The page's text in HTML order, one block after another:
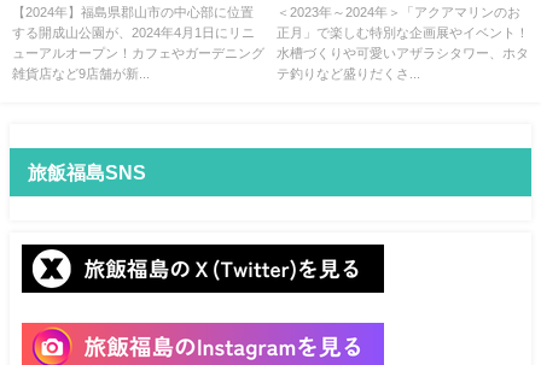
フェとガーデニング雑貨店が彩
る、福島のシンボルが一新
【2024年】福島県郡山市の中心部に位置
する開成山公園が、2024年4月1日にリニ
ューアルオープン！カフェやガーデニング
雑貨店など9店舗が新...
む水族館の魅力！
＜2023年～2024年＞「アクアマリンのお
正月」で楽しむ特別な企画展やイベント！
水槽づくりや可愛いアザラシタワー、ホタ
テ釣りなど盛りだくさ...
旅飯福島SNS